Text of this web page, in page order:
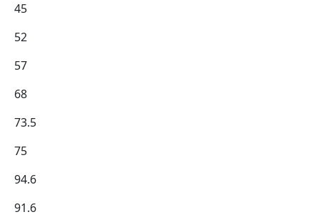
45
52
57
68
73.5
75
94.6
91.6